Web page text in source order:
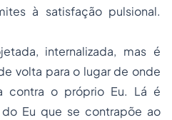
à satisfação pulsional.
internalizada, mas é
volta para o lugar de onde
contra o próprio Eu. Lá é
Eu que se contrapõe ao